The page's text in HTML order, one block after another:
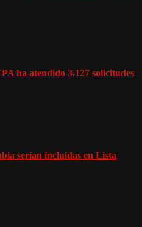
ha atendido 3.127 solicitudes
serían incluidas en Lista